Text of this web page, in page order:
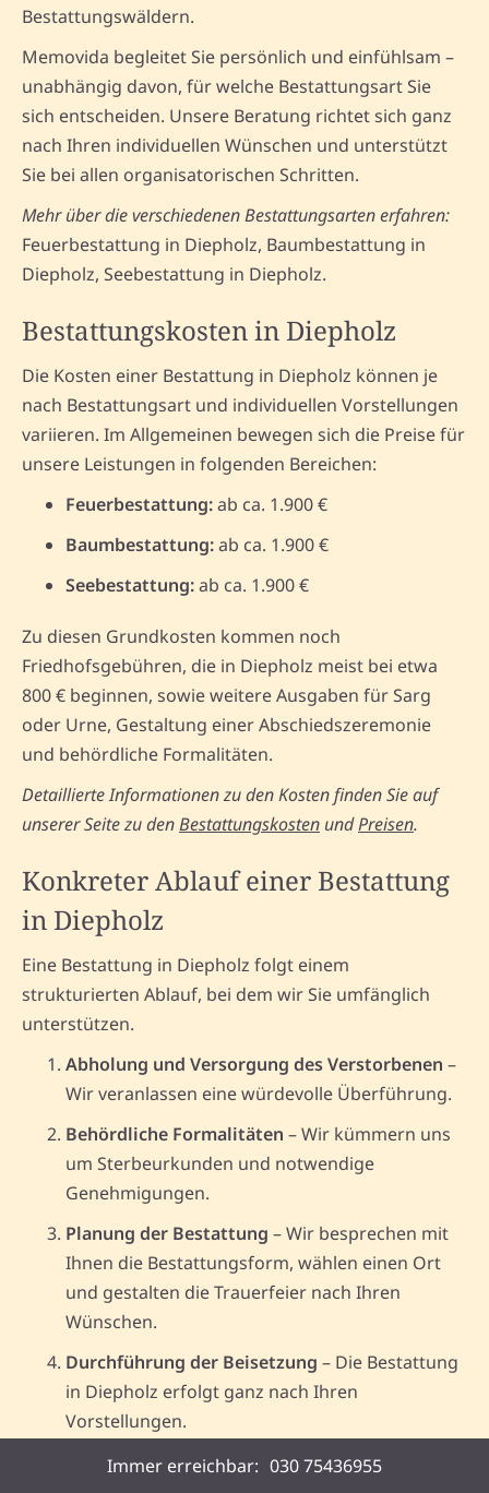
Bestattungswäldern.
Memovida begleitet Sie persönlich und einfühlsam –
unabhängig davon, für welche Bestattungsart Sie
sich entscheiden. Unsere Beratung richtet sich ganz
nach Ihren individuellen Wünschen und unterstützt
Sie bei allen organisatorischen Schritten.
Mehr über die verschiedenen Bestattungsarten erfahren:
Feuerbestattung in Diepholz, Baumbestattung in
Diepholz, Seebestattung in Diepholz.
Bestattungskosten in Diepholz
Die Kosten einer Bestattung in Diepholz können je
nach Bestattungsart und individuellen Vorstellungen
variieren. Im Allgemeinen bewegen sich die Preise für
unsere Leistungen in folgenden Bereichen:
Feuerbestattung:ab ca. 1.900 €
Baumbestattung:ab ca. 1.900 €
Seebestattung:ab ca. 1.900 €
Zu diesen Grundkosten kommen noch
Friedhofsgebühren, die in Diepholz meist bei etwa
800 € beginnen, sowie weitere Ausgaben für Sarg
oder Urne, Gestaltung einer Abschiedszeremonie
und behördliche Formalitäten.
Detaillierte Informationen zu den Kosten finden Sie auf
unserer Seite zu denBestattungskosten undPreisen.
Konkreter Ablauf einer Bestattung
in Diepholz
Eine Bestattung in Diepholz folgt einem
strukturierten Ablauf, bei dem wir Sie umfänglich
unterstützen.
Abholung und Versorgung des Verstorbenen –
Wir veranlassen eine würdevolle Überführung.
Behördliche Formalitäten – Wir kümmern uns
um Sterbeurkunden und notwendige
Genehmigungen.
Planung der Bestattung – Wir besprechen mit
Ihnen die Bestattungsform, wählen einen Ort
und gestalten die Trauerfeier nach Ihren
Wünschen.
Durchführung der Beisetzung – Die Bestattung
in Diepholz erfolgt ganz nach Ihren
Vorstellungen.
Nachbetreuung– Auch nach der Beisetzung
Immer erreichbar: 030 75436955